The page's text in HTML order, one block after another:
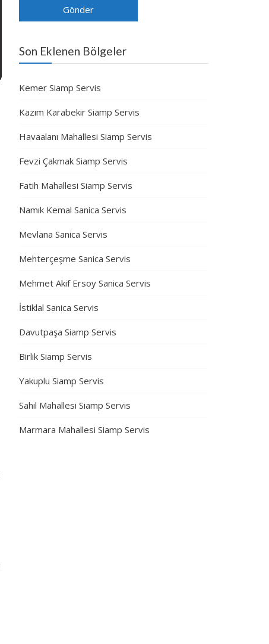
Son Eklenen Bölgeler
Kemer Siamp Servis
Kazım Karabekir Siamp Servis
Havaalanı Mahallesi Siamp Servis
Fevzi Çakmak Siamp Servis
Fatih Mahallesi Siamp Servis
Namık Kemal Sanica Servis
Mevlana Sanica Servis
Mehterçeşme Sanica Servis
Mehmet Akif Ersoy Sanica Servis
İstiklal Sanica Servis
Davutpaşa Siamp Servis
Birlik Siamp Servis
Yakuplu Siamp Servis
Sahil Mahallesi Siamp Servis
Marmara Mahallesi Siamp Servis